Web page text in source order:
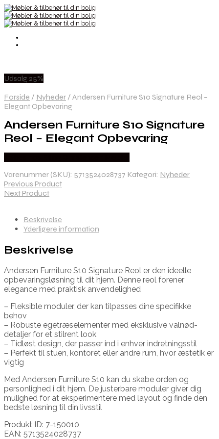
Udsalg 25%
Forside / Nyheder / Andersen Furniture S10 Signature Reol –
Elegant Opbevaring
Andersen Furniture S10 Signature
Reol – Elegant Opbevaring
Varenummer (SKU): 5713524028737 Kategori: Nyheder
Previous Product
Next Product
Beskrivelse
Yderligere information
Beskrivelse
Andersen Furniture S10 Signature Reol er den ideelle
opbevaringsløsning til dit hjem. Denne reol forener
elegance med praktisk anvendelighed
– Fleksible moduler, der kan tilpasses dine specifikke
behov
– Robuste egetræselementer med eksklusive valnød-
detaljer for et stilrent look
– Tidløst design, der passer ind i enhver indretningsstil
– Perfekt til stuen, kontoret eller andre rum, hvor æstetik er
vigtig
Med Andersen Furniture S10 kan du skabe orden og
personlighed i dit hjem. De justerbare moduler giver dig
mulighed for at eksperimentere med layout og finde den
bedste løsning til din livsstil
Produkt ID: 7-150010
EAN: 5713524028737